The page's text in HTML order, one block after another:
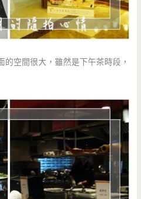
的空間很大，雖然是下午茶時段，